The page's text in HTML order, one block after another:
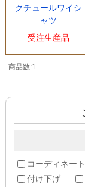
クチュールワイシ
ャツ
受注生産品
商品数:1
コーディネート
付け下げ